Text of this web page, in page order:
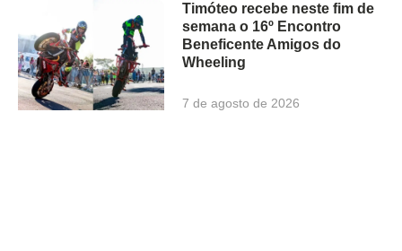
Timóteo recebe neste fim de
semana o 16º Encontro
Beneficente Amigos do
Wheeling
7 de agosto de 2026